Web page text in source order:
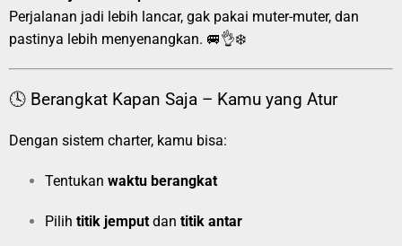
Perjalanan jadi lebih lancar, gak pakai muter-muter, dan
pastinya lebih menyenangkan. 🚐👌❄️
🕓 Berangkat Kapan Saja – Kamu yang Atur
Dengan sistem charter, kamu bisa:
Tentukan waktu berangkat
Pilih titik jemput dan titik antar